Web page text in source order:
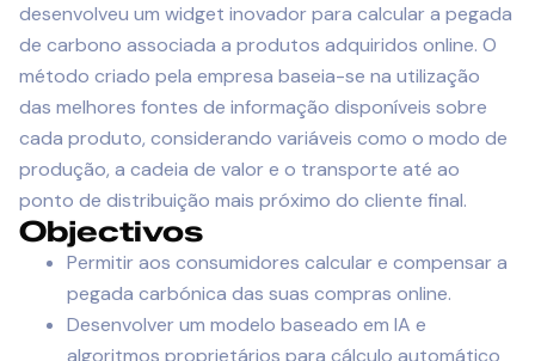
desenvolveu um widget inovador para calcular a pegada
de carbono associada a produtos adquiridos online. O
método criado pela empresa baseia-se na utilização
das melhores fontes de informação disponíveis sobre
cada produto, considerando variáveis como o modo de
produção, a cadeia de valor e o transporte até ao
ponto de distribuição mais próximo do cliente final.
Objectivos
Permitir aos consumidores calcular e compensar a
pegada carbónica das suas compras online.
Desenvolver um modelo baseado em IA e
algoritmos proprietários para cálculo automático